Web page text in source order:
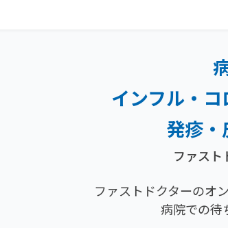
インフル・コ
発疹・
ファスト
ファストドクターのオ
病院での待